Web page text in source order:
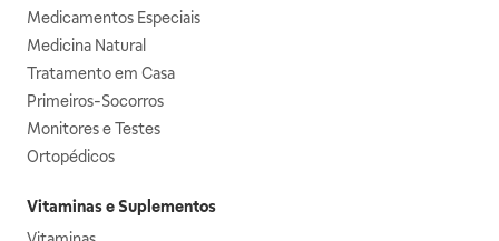
Medicamentos Especiais
Medicina Natural
Tratamento em Casa
Primeiros-Socorros
Monitores e Testes
Ortopédicos
Vitaminas e Suplementos